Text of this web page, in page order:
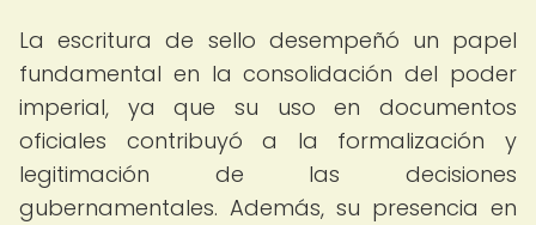
La escritura de sello desempeñó un papel
fundamental en la consolidación del poder
imperial, ya que su uso en documentos
oficiales contribuyó a la formalización y
legitimación de las decisiones
gubernamentales. Además, su presencia en